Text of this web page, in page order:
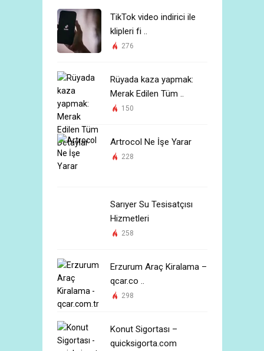
TikTok video indirici ile
klipleri fi ..
276
Rüyada kaza yapmak:
Merak Edilen Tüm ..
150
Artrocol Ne İşe Yarar
228
Sarıyer Su Tesisatçısı
Hizmetleri
258
Erzurum Araç Kiralama –
qcar.co ..
298
Konut Sigortası –
quicksigorta.com